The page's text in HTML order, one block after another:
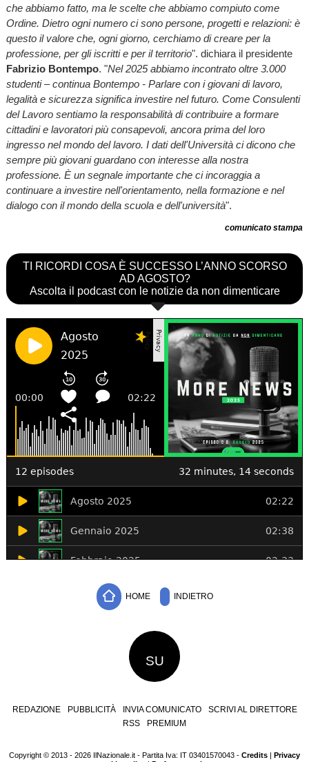
che abbiamo fatto, ma le scelte che abbiamo compiuto come
Ordine. Dietro ogni numero ci sono persone, progetti e relazioni: è
questo il valore che, ogni giorno, cerchiamo di creare per la
professione, per gli iscritti e per il territorio". dichiara il presidente
Fabrizio Bontempo. "Nel 2025 abbiamo incontrato oltre 3.000
studenti – continua Bontempo - Parlare con i giovani di lavoro,
legalità e sicurezza significa investire nel futuro. Come Consulenti
del Lavoro sentiamo la responsabilità di contribuire a formare
cittadini e lavoratori più consapevoli, ancora prima del loro
ingresso nel mondo del lavoro. I dati dell'Università ci dicono che
sempre più giovani guardano con interesse alla nostra
professione. È un segnale importante che ci incoraggia a
continuare a investire nell'orientamento, nella formazione e nel
dialogo con il mondo della scuola e dell'università".
comunicato stampa
TI RICORDI COSA È SUCCESSO L’ANNO SCORSO
AD AGOSTO?
Ascolta il podcast con le notizie da non dimenticare
HOME INDIETRO
SU
REDAZIONE PUBBLICITÀ INVIA COMUNICATO
SCRIVI AL DIRETTORE
RSS
PREMIUM
Copyright © 2013 - 2026 IlNazionale.it - Partita Iva: IT 03401570043 - Credits
Privacy